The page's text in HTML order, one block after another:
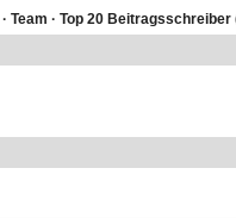
·Team ·Top 20 Beitragsschreiber